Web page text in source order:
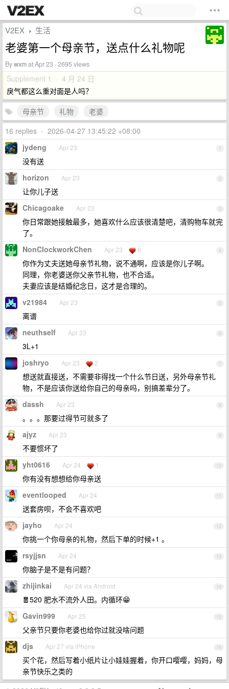
V2EX › 生活
老婆第一个母亲节，送点什么礼物呢
Bywxmat Apr 23 · 2695 views
Supplement 1 · 4 月 24 日
戾气都这么重对面是人吗？
母亲节
礼物
老婆
16 replies • 2026-04-27 13:45:22 +08:00
1
jydeng Apr 23
没有送
2
horizon Apr 23
让你儿子送
3
Chicagoake Apr 23
你日常跟她接触最多，她喜欢什么应该很清楚吧，清购物车就完
了。
4
NonClockworkChen Apr 23 6
你作为丈夫送她母亲节礼物，说不通啊，应该是你儿子啊。
同理，你老婆送你父亲节礼物，也不合适。
夫妻应该是结婚纪念日，这才是合理的。
5
v21984 Apr 23
离谱
6
neuthself Apr 23
3L+1
7
joshryo Apr 23 2
想送就直接送，不需要非得找一个什么节日送，另外母亲节礼
物，不是应该你送给你自己的母亲吗，别搞差辈分了。
8
dassh Apr 23
。。。那要过得节可就多了
9
ajyz Apr 23
不要惯坏了
10
yht0616 Apr 24 1
你有没有想想给你母亲送
11
eventlooped Apr 24
送套房呗，不会不喜欢吧
12
jayho Apr 24
你挑一个你母亲的礼物，然后下单的时候+1 。
13
rsyjjsn Apr 24
你脑子是不是有问题？
14
zhijinkai Apr 24 via Android
🧧520 肥水不流外人田。内循环😁
15
Gavin999 Apr 25
父亲节只要你老婆也给你过就没啥问题
16
djs Apr 27 via iPhone
买个花，然后写着小纸片让小娃娃握着，你开口嘤嘤，妈妈，母
亲节快乐之类的